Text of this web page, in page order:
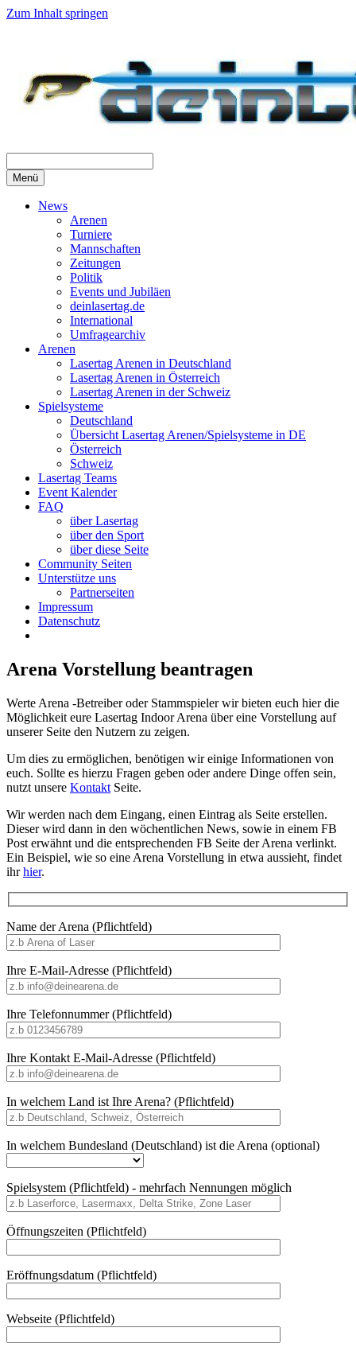
Zum Inhalt springen
Menü
News
Arenen
Turniere
Mannschaften
Zeitungen
Politik
Events und Jubiläen
deinlasertag.de
International
Umfragearchiv
Arenen
Lasertag Arenen in Deutschland
Lasertag Arenen in Österreich
Lasertag Arenen in der Schweiz
Spielsysteme
Deutschland
Übersicht Lasertag Arenen/Spielsysteme in DE
Österreich
Schweiz
Lasertag Teams
Event Kalender
FAQ
über Lasertag
über den Sport
über diese Seite
Community Seiten
Unterstütze uns
Partnerseiten
Impressum
Datenschutz
Arena Vorstellung beantragen
Werte Arena -Betreiber oder Stammspieler wir bieten euch hier die
Möglichkeit eure Lasertag Indoor Arena über eine Vorstellung auf
unserer Seite den Nutzern zu zeigen.
Um dies zu ermöglichen, benötigen wir einige Informationen von
euch. Sollte es hierzu Fragen geben oder andere Dinge offen sein,
nutzt unsere Kontakt Seite.
Wir werden nach dem Eingang, einen Eintrag als Seite erstellen.
Dieser wird dann in den wöchentlichen News, sowie in einem FB
Post erwähnt und die entsprechenden FB Seite der Arena verlinkt.
Ein Beispiel, wie so eine Arena Vorstellung in etwa aussieht, findet
ihrhier.
Name der Arena (Pflichtfeld)
Ihre E-Mail-Adresse (Pflichtfeld)
Ihre Telefonnummer (Pflichtfeld)
Ihre Kontakt E-Mail-Adresse (Pflichtfeld)
In welchem Land ist Ihre Arena? (Pflichtfeld)
In welchem Bundesland (Deutschland) ist die Arena (optional)
Spielsystem (Pflichtfeld) - mehrfach Nennungen möglich
Öffnungszeiten (Pflichtfeld)
Eröffnungsdatum (Pflichtfeld)
Webseite (Pflichtfeld)